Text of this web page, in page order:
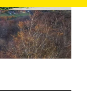
Information Spreequellland, Das Lan
dschaftswunderland Oberlausitz